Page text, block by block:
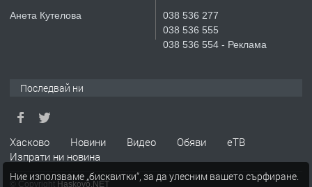
№4119 Едностаен обзаведен
Анета Кутелова
038 536 277
038 536 555
038 536 554 - Реклама
Последвай ни
Хасково Новини Видео Обяви
еТВ
Изпрати ни новина
© Copyright Haskovo.NET
Ние използваме „бисквитки“, за да улесним вашето сърфиране.